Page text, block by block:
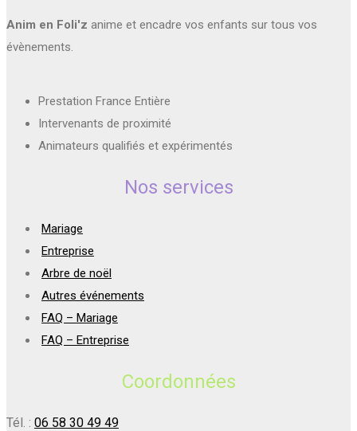
Anim en Foli'z anime et encadre vos enfants sur tous vos
évènements.
Prestation France Entière
Intervenants de proximité
Animateurs qualifiés et expérimentés
Nos services
Mariage
Entreprise
Arbre de noël
Autres événements
FAQ – Mariage
FAQ – Entreprise
Coordonnées
Tél. : 06 58 30 49 49